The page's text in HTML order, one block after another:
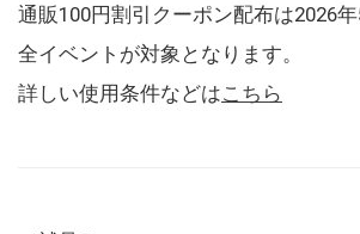
通販100円割引クーポン配布は2026
全イベントが対象となります。
詳しい使用条件などはこちら